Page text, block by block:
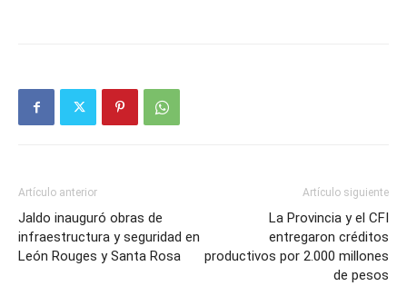
Artículo anterior
Jaldo inauguró obras de
infraestructura y seguridad en
León Rouges y Santa Rosa
Artículo siguiente
La Provincia y el CFI
entregaron créditos
productivos por 2.000 millones
de pesos